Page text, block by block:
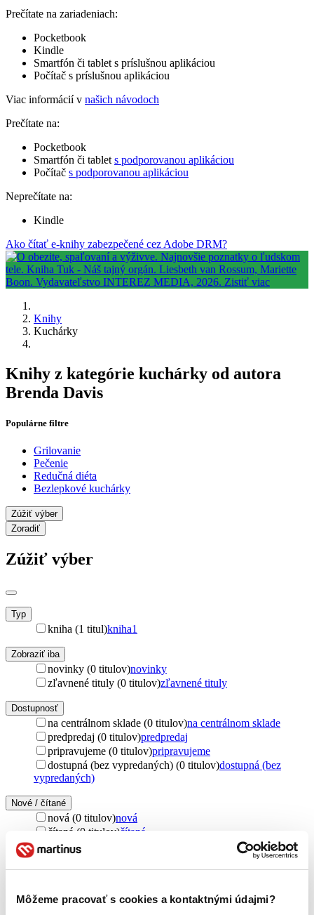
Môžeme pracovať s cookies a kontaktnými údajmi?
Prečítate na zariadeniach:
Pocketbook
Kindle
Smartfón či tablet s príslušnou aplikáciou
Počítač s príslušnou aplikáciou
Viac informácií v našich návodoch
Prečítate na:
Pocketbook
Smartfón či tablet s podporovanou aplikáciou
Počítač s podporovanou aplikáciou
Neprečítate na:
Kindle
Ako čítať e-knihy zabezpečené cez Adobe DRM?
Knihy
Kuchárky
Knihy z kategórie kuchárky od autora
Brenda Davis
Populárne filtre
Grilovanie
Pečenie
Redučná diéta
Bezlepkové kuchárky
Zúžiť výber
Zoradiť
Zúžiť výber
Typ
kniha (1 titul)kniha1
Zobraziť iba
novinky (0 titulov)novinky
zľavnené tituly (0 titulov)zľavnené tituly
Dostupnosť
na centrálnom sklade (0 titulov)na centrálnom sklade
predpredaj (0 titulov)predpredaj
pripravujeme (0 titulov)pripravujeme
dostupná (bez vypredaných) (0 titulov)dostupná (bez
vypredaných)
Nové / čítané
nová (0 titulov)nová
čítaná (0 titulov)čítaná
čítaná - výborný stav (0 titulov)
čítaná - výborný stav
čítaná - mierne
opotrebovaná
vypredaných kníh